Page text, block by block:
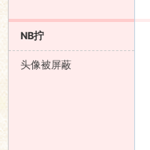
NB拧
头像被屏蔽